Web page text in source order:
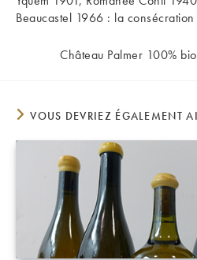
ARTICLES
Beaucastel 1966 : la
Château Palmer 100%
VOUS DEVRIEZ ÉGALEMENT